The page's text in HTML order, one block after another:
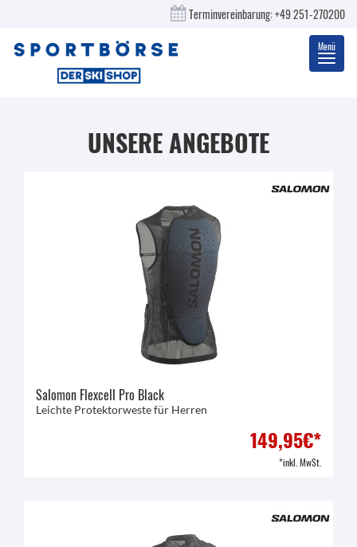
Terminvereinbarung:+49 251-270200
Menü
UNSERE ANGEBOTE
Salomon Flexcell Pro Black
Leichte Protektorweste für Herren
149,95€*
*inkl. MwSt.